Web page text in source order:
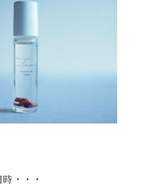
時・・・